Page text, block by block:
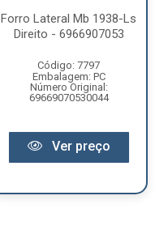
Forro Lateral Mb 1938-Ls
Direito - 6966907053
Código: 7797
Embalagem: PC
Número Original:
69669070530044
Ver preço